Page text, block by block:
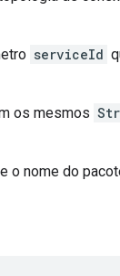
serviceId
os mesmos
o nome do